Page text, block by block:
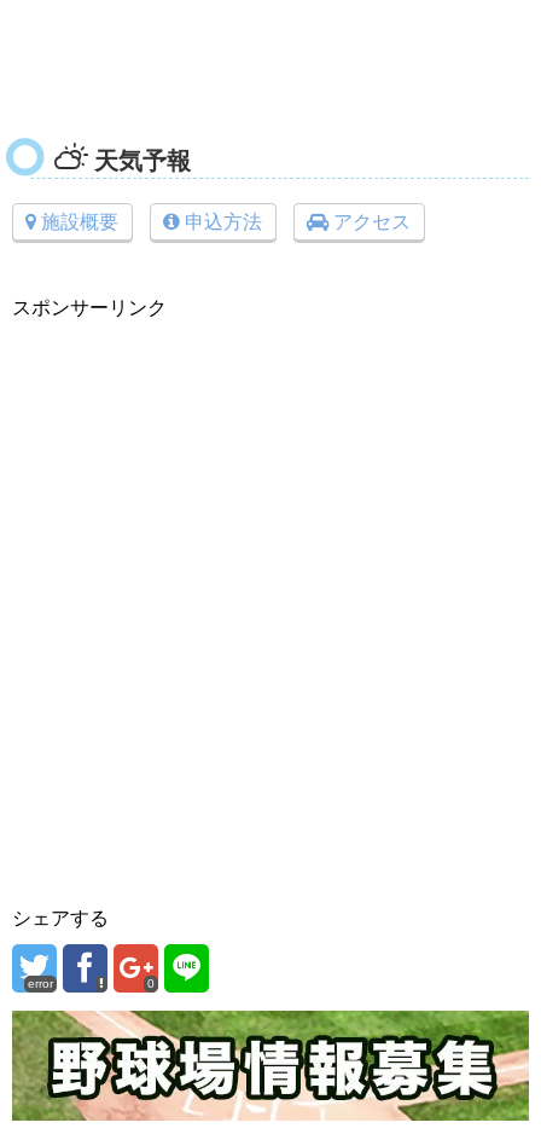
天気予報
施設概要 申込方法 アクセス
スポンサーリンク
シェアする
error 0